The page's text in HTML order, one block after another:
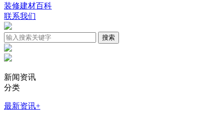
装修建材百科
联系我们
新闻资讯
分类
最新资讯+